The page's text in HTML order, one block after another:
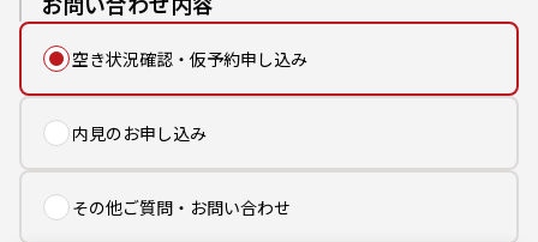
空き状況確認・仮予約申し込み
内見のお申し込み
その他ご質問・お問い合わせ